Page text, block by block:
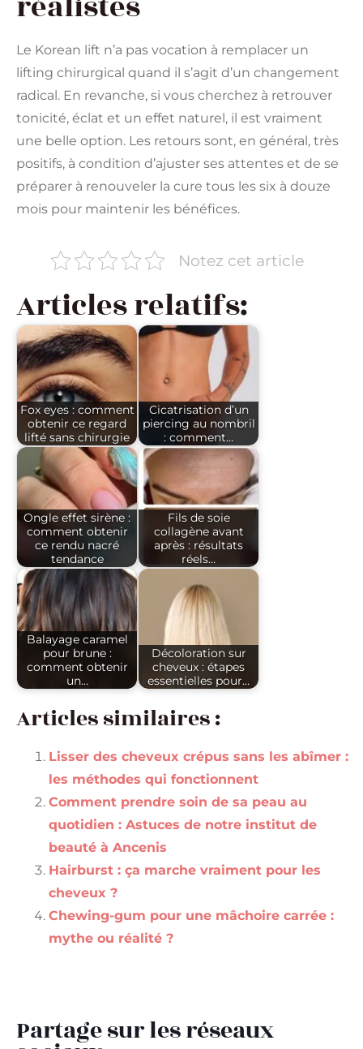
Le Korean lift n’a pas vocation à remplacer un
lifting chirurgical quand il s’agit d’un changement
radical. En revanche, si vous cherchez à retrouver
tonicité, éclat et un effet naturel, il est vraiment
une belle option. Les retours sont, en général, très
positifs, à condition d’ajuster ses attentes et de se
préparer à renouveler la cure tous les six à douze
mois pour maintenir les bénéfices.
Notez cet article
Articles relatifs:
Fox eyes : comment
obtenir ce regard
lifté sans chirurgie
Cicatrisation d’un
piercing au nombril
: comment…
Ongle effet sirène :
comment obtenir
ce rendu nacré
tendance
Fils de soie
collagène avant
après : résultats
réels…
Balayage caramel
pour brune :
comment obtenir
un…
Décoloration sur
cheveux : étapes
essentielles pour…
Articles similaires :
Lisser des cheveux crépus sans les abîmer :
les méthodes qui fonctionnent
Comment prendre soin de sa peau au
quotidien : Astuces de notre institut de
beauté à Ancenis
Hairburst : ça marche vraiment pour les
cheveux ?
Chewing-gum pour une mâchoire carrée :
mythe ou réalité ?
Partage sur les réseaux